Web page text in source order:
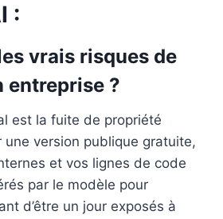
:
vrais risques de
entreprise ?
est la fuite de propriété
une version publique gratuite,
et vos lignes de code
par le modèle pour
d’être un jour exposés à